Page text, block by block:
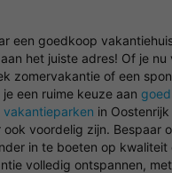
een goedkoop
het juiste adres! Of je nu
zomervakantie of een
een ruime keuze aan
in
voordelig zijn. Bespaar
in te boeten op kwaliteit
volledig ontspannen,